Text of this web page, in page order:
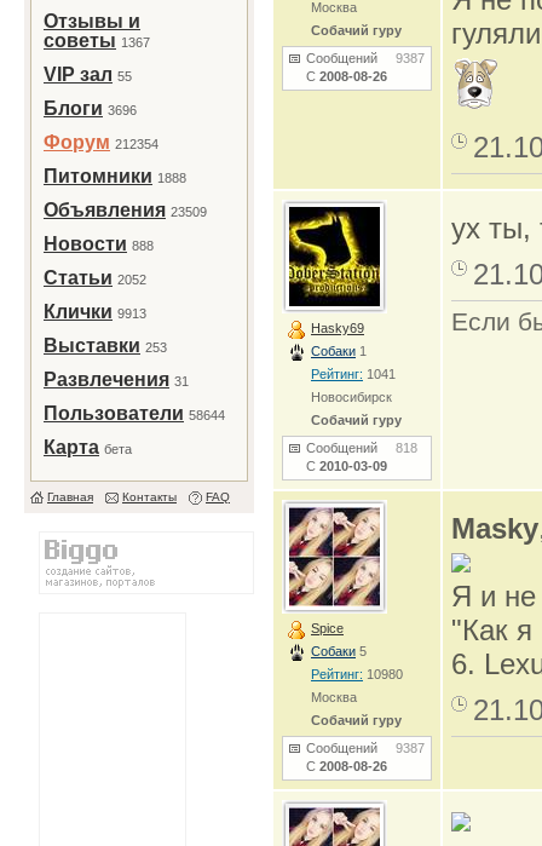
Отзывы и
советы 1367
VIP зал 55
Блоги 3696
Форум 212354
Питомники 1888
Объявления 23509
Новости 888
Статьи 2052
Клички 9913
Выставки 253
Развлечения 31
Пользователи 58644
Карта бета
Главная Контакты FAQ
Москва
Собачий гуру
Сообщений 9387
С 2008-08-26
Hasky69
Собаки 1
Рейтинг: 1041
Новосибирск
Собачий гуру
Сообщений 818
С 2010-03-09
ух ты,
Если
Spice
Собаки 5
Рейтинг: 10980
Москва
Собачий гуру
Сообщений 9387
С 2008-08-26
Masky
Я и не
"Как я
6.